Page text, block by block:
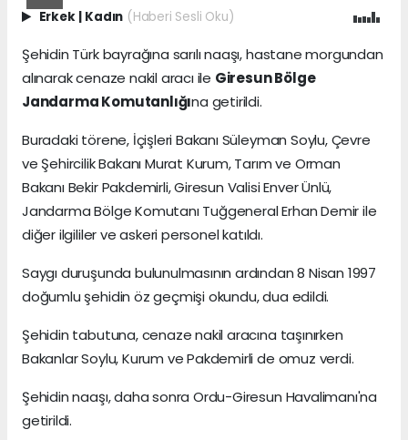
Erkek | Kadın (Haberi Sesli Oku)
Şehidin Türk bayrağına sarılı naaşı, hastane morgundan
alınarak cenaze nakil aracı ile Giresun Bölge
Jandarma Komutanlığına getirildi.
Buradaki törene, İçişleri Bakanı Süleyman Soylu, Çevre
ve Şehircilik Bakanı Murat Kurum, Tarım ve Orman
Bakanı Bekir Pakdemirli, Giresun Valisi Enver Ünlü,
Jandarma Bölge Komutanı Tuğgeneral Erhan Demir ile
diğer ilgililer ve askeri personel katıldı.
Saygı duruşunda bulunulmasının ardından 8 Nisan 1997
doğumlu şehidin öz geçmişi okundu, dua edildi.
Şehidin tabutuna, cenaze nakil aracına taşınırken
Bakanlar Soylu, Kurum ve Pakdemirli de omuz verdi.
Şehidin naaşı, daha sonra Ordu-Giresun Havalimanı'na
getirildi.